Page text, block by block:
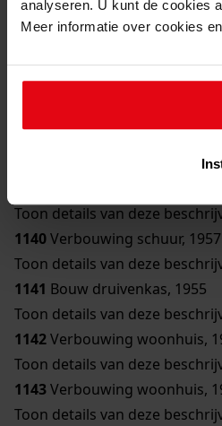
analyseren. U kunt de cookies
Meer informatie over cookies
Toon details van deze
1136Bouw bergplaats, 1950
Toon details van deze
1137Bouw schuur, 1951
Toon details van deze
Toon details van deze
Toon details van deze
1140Verbouwing schuur, 1957
Toon details van deze
1141 Bouw druivenkas, 1955
Toon details van deze
1142Verbouwing woonhuis,
Toon details van deze
1143Verbouwing woonhuis,
Toon details van deze